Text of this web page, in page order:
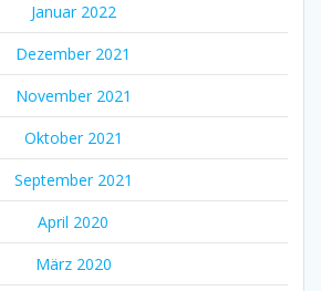
Januar 2022
Dezember 2021
November 2021
Oktober 2021
September 2021
April 2020
März 2020